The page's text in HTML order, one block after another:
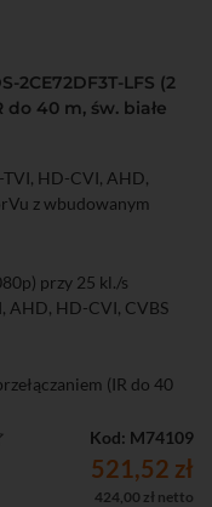
2CE72DF3T-LFS (2
do 40 m, św. białe
HD-CVI, AHD,
z wbudowanym
przy 25 kl./s
AHD, HD-CVI, CVBS
(IR do 40
i wideo przez wspólny
Kod: M74109
521,52 zł
424,00 zł netto